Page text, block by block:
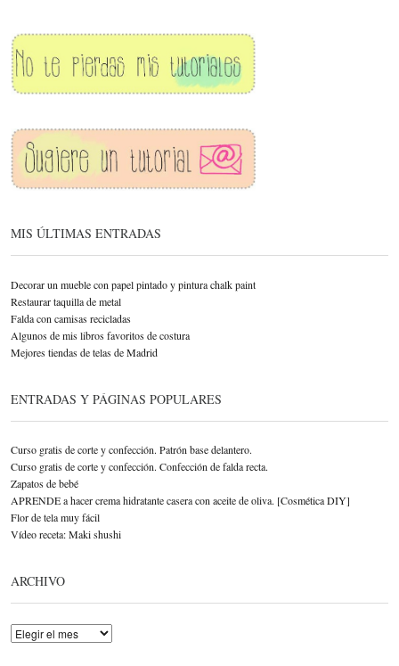
MIS ÚLTIMAS ENTRADAS
Decorar un mueble con papel pintado y pintura chalk paint
Restaurar taquilla de metal
Falda con camisas recicladas
Algunos de mis libros favoritos de costura
Mejores tiendas de telas de Madrid
ENTRADAS Y PÁGINAS POPULARES
Curso gratis de corte y confección. Patrón base delantero.
Curso gratis de corte y confección. Confección de falda recta.
Zapatos de bebé
APRENDE a hacer crema hidratante casera con aceite de oliva. [Cosmética DIY]
Flor de tela muy fácil
Vídeo receta: Maki shushi
ARCHIVO
Archivo